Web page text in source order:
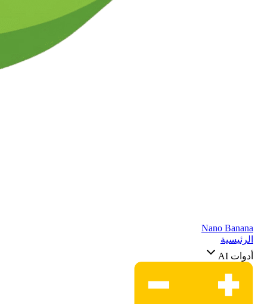
Nano Banana
الرئيسية
أدوات AI